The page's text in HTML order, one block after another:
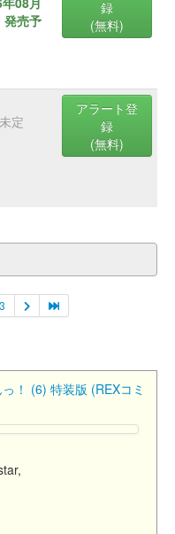
発売予
録
(無料)
定
アラート登
録
(無料)
3
！ (6) 特装版 (REXコミ